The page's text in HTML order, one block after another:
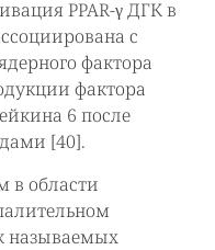
PPAR-γ ДГК в
с
фактора
фактора
6 после
[40].
в области
называемых